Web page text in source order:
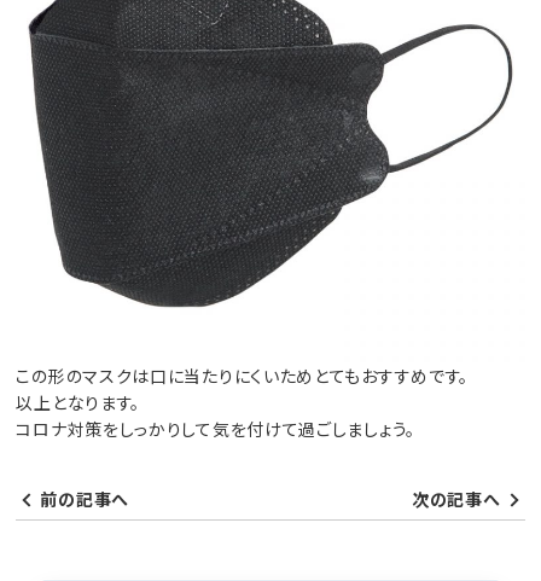
この形のマスクは口に当たりにくいためとてもおすすめです。
以上となります。
コロナ対策をしっかりして気を付けて過ごしましょう。
前の記事へ 次の記事へ